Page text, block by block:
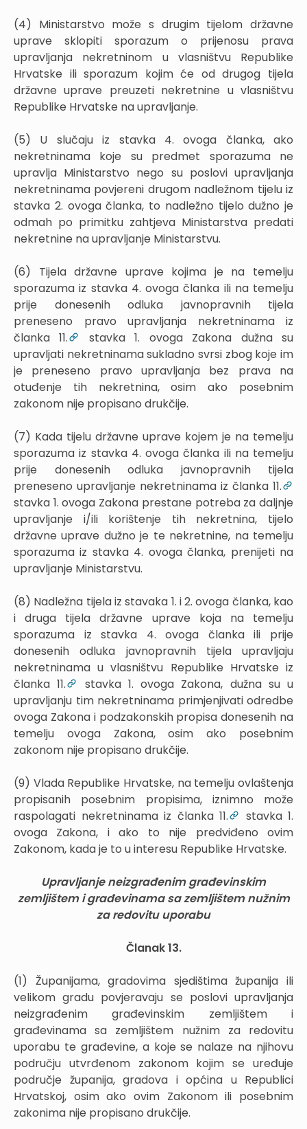
(4) Ministarstvo može s drugim tijelom državne
uprave sklopiti sporazum o prijenosu prava
upravljanja nekretninom u vlasništvu Republike
Hrvatske ili sporazum kojim će od drugog tijela
državne uprave preuzeti nekretnine u vlasništvu
Republike Hrvatske na upravljanje.
(5) U slučaju iz stavka 4. ovoga članka, ako
nekretninama koje su predmet sporazuma ne
upravlja Ministarstvo nego su poslovi upravljanja
nekretninama povjereni drugom nadležnom tijelu iz
stavka 2. ovoga članka, to nadležno tijelo dužno je
odmah po primitku zahtjeva Ministarstva predati
nekretnine na upravljanje Ministarstvu.
(6) Tijela državne uprave kojima je na temelju
sporazuma iz stavka 4. ovoga članka ili na temelju
prije donesenih odluka javnopravnih tijela
preneseno pravo upravljanja nekretninama iz
članka 11.
stavka 1. ovoga Zakona dužna su
upravljati nekretninama sukladno svrsi zbog koje im
je preneseno pravo upravljanja bez prava na
otuđenje tih nekretnina, osim ako posebnim
zakonom nije propisano drukčije.
(7) Kada tijelu državne uprave kojem je na temelju
sporazuma iz stavka 4. ovoga članka ili na temelju
prije donesenih odluka javnopravnih tijela
preneseno upravljanje nekretninama iz članka 11.
stavka 1. ovoga Zakona prestane potreba za daljnje
upravljanje i/ili korištenje tih nekretnina, tijelo
državne uprave dužno je te nekretnine, na temelju
sporazuma iz stavka 4. ovoga članka, prenijeti na
upravljanje Ministarstvu.
(8) Nadležna tijela iz stavaka 1. i 2. ovoga članka, kao
i druga tijela državne uprave koja na temelju
sporazuma iz stavka 4. ovoga članka ili prije
donesenih odluka javnopravnih tijela upravljaju
nekretninama u vlasništvu Republike Hrvatske iz
članka 11.
stavka 1. ovoga Zakona, dužna su u
upravljanju tim nekretninama primjenjivati odredbe
ovoga Zakona i podzakonskih propisa donesenih na
temelju ovoga Zakona, osim ako posebnim
zakonom nije propisano drukčije.
(9) Vlada Republike Hrvatske, na temelju ovlaštenja
propisanih posebnim propisima, iznimno može
raspolagati nekretninama iz članka 11.
stavka 1.
ovoga Zakona, i ako to nije predviđeno ovim
Zakonom, kada je to u interesu Republike Hrvatske.
Upravljanje neizgrađenim građevinskim
zemljištem i građevinama sa zemljištem nužnim
za redovitu uporabu
Članak 13.
(1) Županijama, gradovima sjedištima županija ili
velikom gradu povjeravaju se poslovi upravljanja
neizgrađenim građevinskim zemljištem i
građevinama sa zemljištem nužnim za redovitu
uporabu te građevine, a koje se nalaze na njihovu
području utvrđenom zakonom kojim se uređuje
područje županija, gradova i općina u Republici
Hrvatskoj, osim ako ovim Zakonom ili posebnim
zakonima nije propisano drukčije.